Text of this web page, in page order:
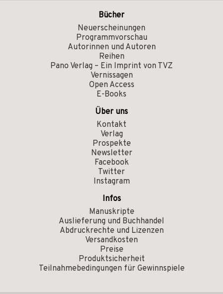
Bücher
Neuerscheinungen
Programmvorschau
Autorinnen und Autoren
Reihen
Pano Verlag – Ein Imprint von TVZ
Vernissagen
Open Access
E-Books
Über uns
Kontakt
Verlag
Prospekte
Newsletter
Facebook
Twitter
Instagram
Infos
Manuskripte
Auslieferung und Buchhandel
Abdruckrechte und Lizenzen
Versandkosten
Preise
Produktsicherheit
Teilnahmebedingungen für Gewinnspiele